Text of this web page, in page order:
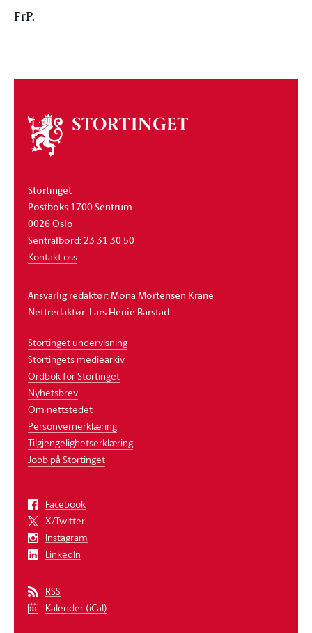
FrP.
Om
stortinget
Stortinget
Postboks 1700 Sentrum
0026 Oslo
Sentralbord: 23 31 30 50
Kontakt oss
Ansvarlig redaktør: Mona Mortensen Krane
Nettredaktør: Lars Henie Barstad
Stortinget undervisning
Stortingets mediearkiv
Ordbok for Stortinget
Nyhetsbrev
Om nettstedet
Personvernerklæring
Tilgjengelighetserklæring
Jobb på Stortinget
Facebook
X/Twitter
Instagram
LinkedIn
RSS
Kalender (iCal)